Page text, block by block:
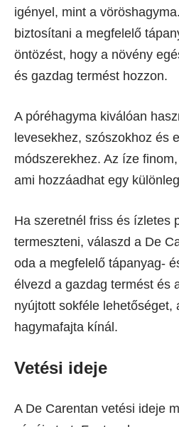
igényel, mint a
biztosítani a megfelelő
öntözést, hogy a növény
és gazdag termést hozzon.
A póréhagyma kiválóan
levesekhez, szószokhoz és
módszerekhez. Az íze
ami hozzáadhat egy
Ha szeretnél friss és ízletes
termeszteni, válaszd a De
oda a megfelelő tápanyag-
élvezd a gazdag termést és
nyújtott sokféle lehetőséget,
hagymafajta kínál.
Vetési ideje
A De Carentan vetési ideje